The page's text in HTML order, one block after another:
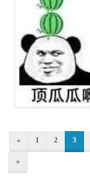
« 1 2 3
»